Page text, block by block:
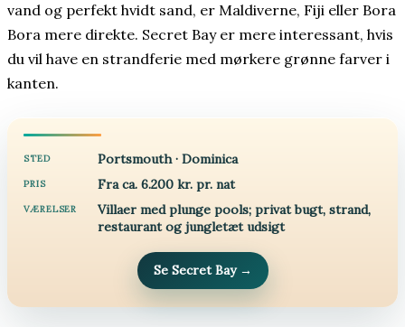
vand og perfekt hvidt sand, er Maldiverne, Fiji eller Bora
Bora mere direkte. Secret Bay er mere interessant, hvis
du vil have en strandferie med mørkere grønne farver i
kanten.
STED Portsmouth · Dominica
PRIS Fra ca. 6.200 kr. pr. nat
VÆRELSER
Villaer med plunge pools; privat bugt, strand,
restaurant og jungletæt udsigt
Se Secret Bay →